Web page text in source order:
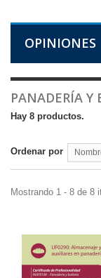
OPINIONES
PANADERÍA
Hay 8 productos.
Ordenar por
Mostrando 1 - 8 de 8